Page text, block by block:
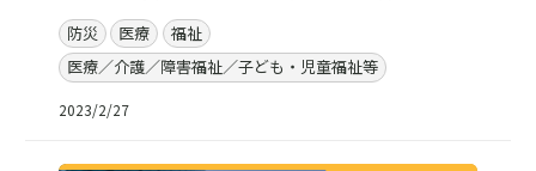
防災 医療
福祉
医療／介護／障害福祉／子ども・児童福祉等
2023/2/27